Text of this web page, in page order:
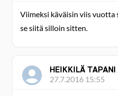
Viimeksi käväisin viis vuotta
se siitä silloin sitten.
HEIKKILÄ TAPANI
27.7.2016 15:55